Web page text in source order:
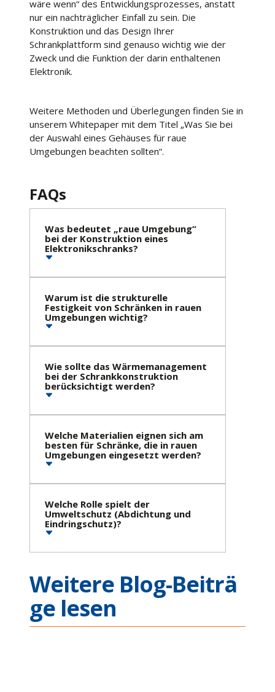
wäre wenn“ des Entwicklungsprozesses, anstatt
nur ein nachträglicher Einfall zu sein. Die
Konstruktion und das Design Ihrer
Schrankplattform sind genauso wichtig wie der
Zweck und die Funktion der darin enthaltenen
Elektronik.
Weitere Methoden und Überlegungen finden Sie in
unserem Whitepaper mit dem Titel „Was Sie bei
der Auswahl eines Gehäuses für raue
Umgebungen beachten sollten“.
FAQs
Was bedeutet „raue Umgebung“
bei der Konstruktion eines
Elektronikschranks?
Warum ist die strukturelle
Festigkeit von Schränken in rauen
Umgebungen wichtig?
Wie sollte das Wärmemanagement
bei der Schrankkonstruktion
berücksichtigt werden?
Welche Materialien eignen sich am
besten für Schränke, die in rauen
Umgebungen eingesetzt werden?
Welche Rolle spielt der
Umweltschutz (Abdichtung und
Eindringschutz)?
Weitere Blog-Beiträ
ge lesen